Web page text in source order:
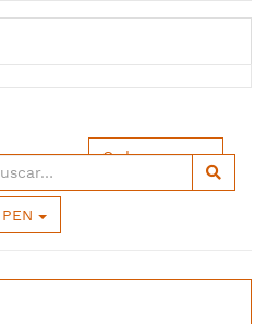
PEN
Ordenar por